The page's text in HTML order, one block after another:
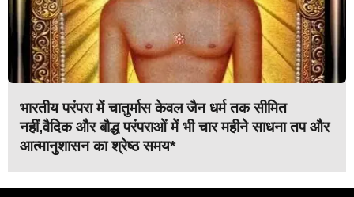
भारतीय परंपरा में चातुर्मास केवल जैन धर्म तक सीमित
नहीं,वैदिक और बौद्ध परंपराओं में भी चार महीने साधना तप और
आत्मानुशासन का श्रेष्ठ समय*